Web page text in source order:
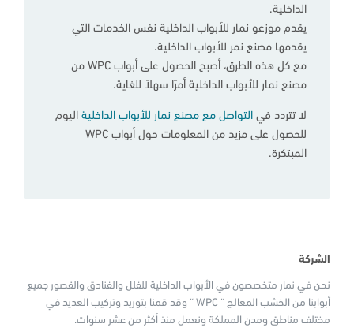
الداخلية.
يقدم موزعو نمار للأبواب الداخلية نفس الخدمات التي
يقدمها مصنع نمر للأبواب الداخلية.
مع كل هذه الطرق، أصبح الحصول على أبواب WPC من
مصنع نمار للأبواب الداخلية أمرًا سهلاً للغاية.
لا تتردد في التواصل مع مصنع نمار للأبواب الداخلية اليوم
للحصول على مزيد من المعلومات حول أبواب WPC
المبتكرة.
الشركة
نحن في نمار متخصصون في الأبواب الداخلية للفلل والفنادق والقصور جميع
أبوابنا من الخشب المعالج “ WPC “ وقد قمنا بتوريد وتركيب العديد في
مختلف مناطق ومدن المملكة ونعمل منذ أكثر من عشر سنوات.